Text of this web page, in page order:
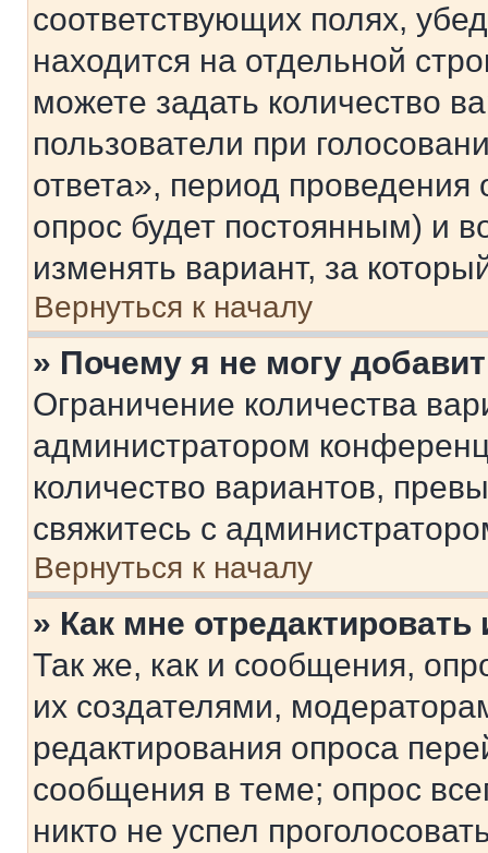
соответствующих полях,
находится на отдельной
можете задать количество
пользователи при
ответа», период проведения
опрос будет постоянным) и
изменять вариант, за
Вернуться к началу
» Почему я не могу
Ограничение количества
администратором
количество вариантов,
свяжитесь с
Вернуться к началу
» Как мне
Так же, как и сообщения,
их создателями,
редактирования опроса
сообщения в теме; опрос
никто не успел